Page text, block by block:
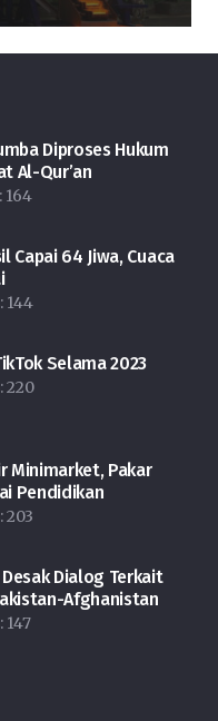
Diproses Hukum
Al-Qur’an
164
Capai 64 Jiwa, Cuaca
144
Selama 2023
220
Minimarket, Pakar
Pendidikan
203
Desak Dialog Terkait
Afghanistan
147